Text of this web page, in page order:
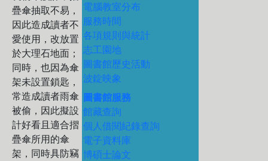
電腦教室分布
服務時間
各項規則與統計
志工園地
圖書館歷史活動
波錠映象
圖書館服務
館藏查詢
個人借閱紀錄查詢
電子資料庫
博碩士論文
疊傘抽取不易，
因此造成讀者不
愛使用，改放置
於大理石地面；
同時，也因為傘
架未設置鎖匙，
常造成讀者雨傘
被偷，因此擬設
計好看且適合摺
疊傘所用的傘
架，同時具防竊